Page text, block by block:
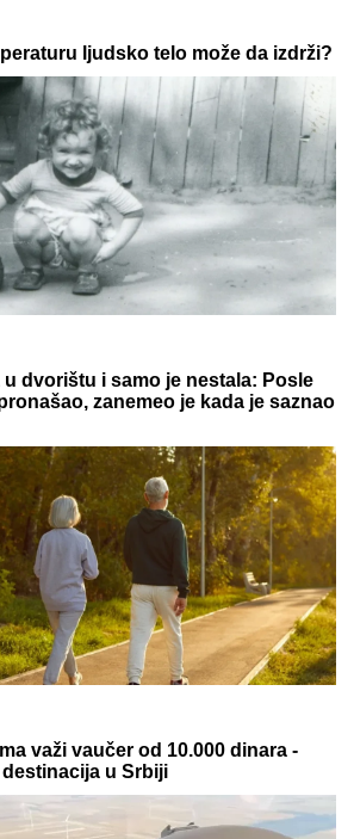
nova linija paketa ALTA
Evropu, sada po specijalnoj
do 31.8.